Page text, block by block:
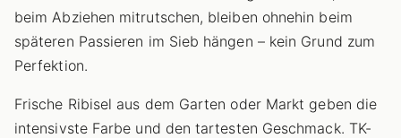
beim Abziehen mitrutschen, bleiben ohnehin beim
späteren Passieren im Sieb hängen – kein Grund zum
Perfektion.
Frische Ribisel aus dem Garten oder Markt geben die
intensivste Farbe und den tartesten Geschmack. TK-